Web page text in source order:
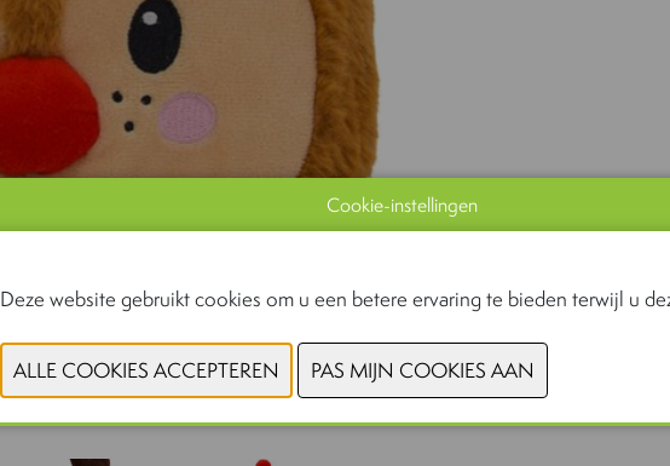
Cookie-instellingen
Deze website gebruikt cookies om u een betere ervaring te bieden terwijl u